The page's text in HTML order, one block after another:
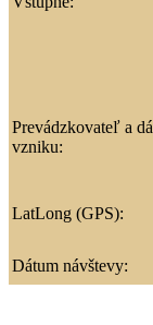
Prevádzkovateľ a
vzniku:
LatLong (GPS):
Dátum návštevy: